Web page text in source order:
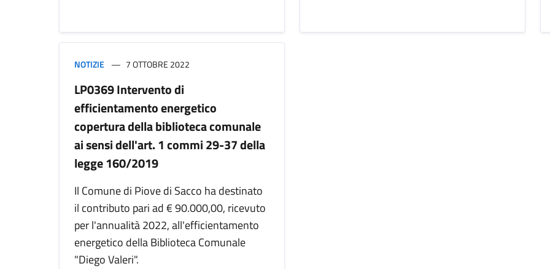
NOTIZIE 7 OTTOBRE 2022
LP0369 Intervento di
efficientamento energetico
copertura della biblioteca comunale
ai sensi dell'art. 1 commi 29-37 della
legge 160/2019
Il Comune di Piove di Sacco ha destinato
il contributo pari ad € 90.000,00, ricevuto
per l'annualità 2022, all'efficientamento
energetico della Biblioteca Comunale
"Diego Valeri".